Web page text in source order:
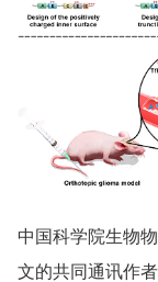
中国科学院生物
文的共同通讯作